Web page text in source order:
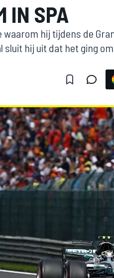
IN SPA
hij tijdens de
sluit hij uit dat het ging